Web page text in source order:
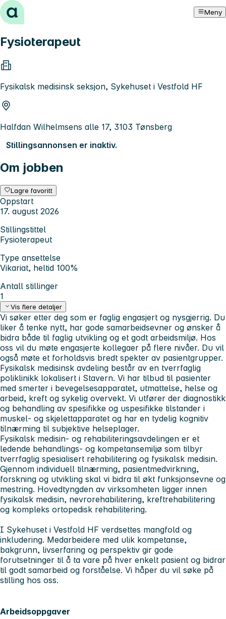
Hopp til innhold Meny
Fysioterapeut
Fysikalsk medisinsk seksjon, Sykehuset i Vestfold HF
Halfdan Wilhelmsens alle 17, 3103 Tønsberg
Stillingsannonsen er inaktiv.
Om jobben
Lagre favoritt
Oppstart
17. august 2026
Stillingstittel
Fysioterapeut
Type ansettelse
Vikariat, heltid 100%
Antall stillinger
1
Vis flere detaljer
Vi søker etter deg som er faglig engasjert og nysgjerrig. Du
liker å tenke nytt, har gode samarbeidsevner og ønsker å
bidra både til faglig utvikling og et godt arbeidsmiljø. Hos
oss vil du møte engasjerte kollegaer på flere nivåer. Du vil
også møte et forholdsvis bredt spekter av pasientgrupper.
Fysikalsk medisinsk avdeling består av en tverrfaglig
poliklinikk lokalisert i Stavern. Vi har tilbud til pasienter
med smerter i bevegelsesapparatet, utmattelse, helse og
arbeid, kreft og sykelig overvekt. Vi utfører der diagnostikk
og behandling av spesifikke og uspesifikke tilstander i
muskel- og skjelettapparatet og har en tydelig kognitiv
tilnærming til subjektive helseplager.
Fysikalsk medisin- og rehabiliteringsavdelingen er et
ledende behandlings- og kompetansemiljø som tilbyr
tverrfaglig spesialisert rehabilitering og fysikalsk medisin.
Gjennom individuell tilnærming, pasientmedvirkning,
forskning og utvikling skal vi bidra til økt funksjonsevne og
mestring. Hovedtyngden av virksomheten ligger innen
fysikalsk medisin, nevrorehabilitering, kreftrehabilitering
og kompleks ortopedisk rehabilitering.
I Sykehuset i Vestfold HF verdsettes mangfold og
inkludering. Medarbeidere med ulik kompetanse,
bakgrunn, livserfaring og perspektiv gir gode
forutsetninger til å ta vare på hver enkelt pasient og bidrar
til godt samarbeid og forståelse. Vi håper du vil søke på
stilling hos oss.
Arbeidsoppgaver